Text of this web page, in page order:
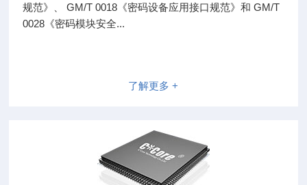
规范》、 GM/T 0018《密码设备应用接口规范》和 GM/T
0028《密码模块安全...
了解更多 +